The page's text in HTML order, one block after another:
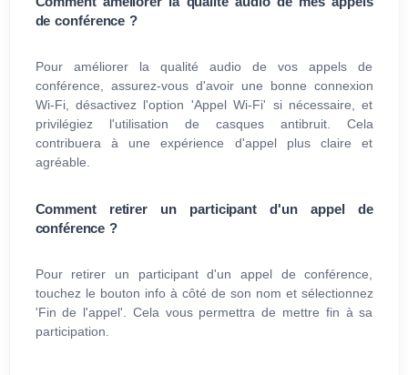
de conférence ?
Pour améliorer la qualité audio de vos appels de
conférence, assurez-vous d'avoir une bonne connexion
Wi-Fi, désactivez l'option 'Appel Wi-Fi' si nécessaire, et
privilégiez l'utilisation de casques antibruit. Cela
contribuera à une expérience d'appel plus claire et
agréable.
Comment retirer un participant d'un appel de
conférence ?
Pour retirer un participant d'un appel de conférence,
touchez le bouton info à côté de son nom et sélectionnez
'Fin de l'appel'. Cela vous permettra de mettre fin à sa
participation.